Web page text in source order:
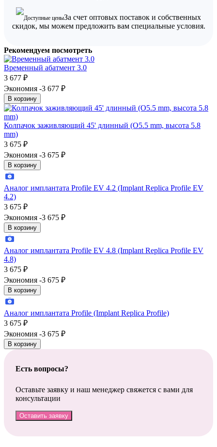
Доступные ценыЗа счет оптовых поставок и собственных
скидок, мы можем предложить вам специальные условия.
Рекомендуем посмотреть
Временный абатмент 3.0
3 677 ₽
Экономия -3 677 ₽
В корзину
Колпачок заживляющий 45' длинный (O5.5 mm, высота 5.8
mm)
3 675 ₽
Экономия -3 675 ₽
В корзину
Аналог имплантата Profile EV 4.2 (Implant Replica Profile EV
4.2)
3 675 ₽
Экономия -3 675 ₽
В корзину
Аналог имплантата Profile EV 4.8 (Implant Replica Profile EV
4.8)
3 675 ₽
Экономия -3 675 ₽
В корзину
Аналог имплантата Profile (Implant Replica Profile)
3 675 ₽
Экономия -3 675 ₽
В корзину
Есть вопросы?
Оставьте заявку и наш менеджер свяжется с вами для
консультации
Оставить заявку